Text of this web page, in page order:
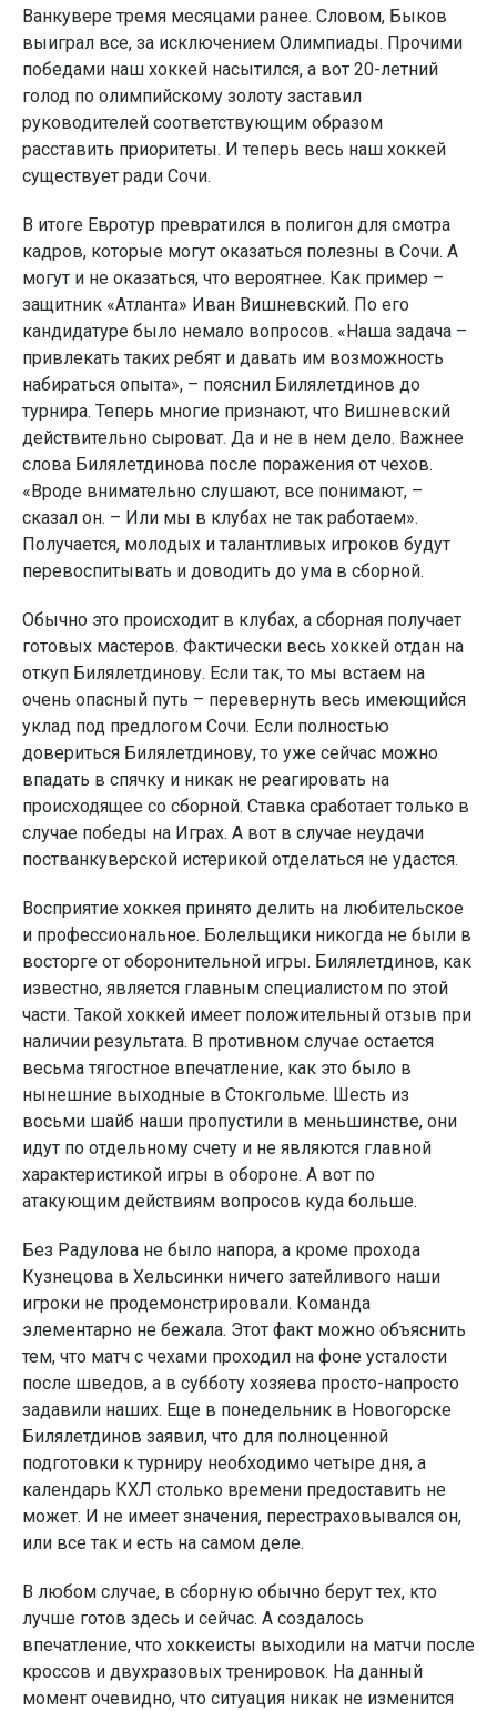
Ванкувере тремя месяцами ранее. Словом, Быков
выиграл все, за исключением Олимпиады. Прочими
победами наш хоккей насытился, а вот 20-летний
голод по олимпийскому золоту заставил
руководителей соответствующим образом
расставить приоритеты. И теперь весь наш хоккей
существует ради Сочи.
В итоге Евротур превратился в полигон для смотра
кадров, которые могут оказаться полезны в Сочи. А
могут и не оказаться, что вероятнее. Как пример –
защитник «Атланта» Иван Вишневский. По его
кандидатуре было немало вопросов. «Наша задача –
привлекать таких ребят и давать им возможность
набираться опыта», – пояснил Билялетдинов до
турнира. Теперь многие признают, что Вишневский
действительно сыроват. Да и не в нем дело. Важнее
слова Билялетдинова после поражения от чехов.
«Вроде внимательно слушают, все понимают, –
сказал он. – Или мы в клубах не так работаем».
Получается, молодых и талантливых игроков будут
перевоспитывать и доводить до ума в сборной.
Обычно это происходит в клубах, а сборная получает
готовых мастеров. Фактически весь хоккей отдан на
откуп Билялетдинову. Если так, то мы встаем на
очень опасный путь – перевернуть весь имеющийся
уклад под предлогом Сочи. Если полностью
довериться Билялетдинову, то уже сейчас можно
впадать в спячку и никак не реагировать на
происходящее со сборной. Ставка сработает только в
случае победы на Играх. А вот в случае неудачи
постванкуверской истерикой отделаться не удастся.
Восприятие хоккея принято делить на любительское
и профессиональное. Болельщики никогда не были в
восторге от оборонительной игры. Билялетдинов, как
известно, является главным специалистом по этой
части. Такой хоккей имеет положительный отзыв при
наличии результата. В противном случае остается
весьма тягостное впечатление, как это было в
нынешние выходные в Стокгольме. Шесть из
восьми шайб наши пропустили в меньшинстве, они
идут по отдельному счету и не являются главной
характеристикой игры в обороне. А вот по
атакующим действиям вопросов куда больше.
Без Радулова не было напора, а кроме прохода
Кузнецова в Хельсинки ничего затейливого наши
игроки не продемонстрировали. Команда
элементарно не бежала. Этот факт можно объяснить
тем, что матч с чехами проходил на фоне усталости
после шведов, а в субботу хозяева просто-напросто
задавили наших. Еще в понедельник в Новогорске
Билялетдинов заявил, что для полноценной
подготовки к турниру необходимо четыре дня, а
календарь КХЛ столько времени предоставить не
может. И не имеет значения, перестраховывался он,
или все так и есть на самом деле.
В любом случае, в сборную обычно берут тех, кто
лучше готов здесь и сейчас. А создалось
впечатление, что хоккеисты выходили на матчи после
кроссов и двухразовых тренировок. На данный
момент очевидно, что ситуация никак не изменится